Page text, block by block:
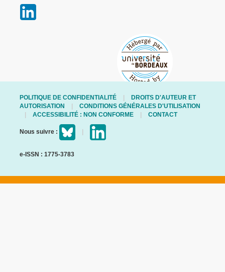
POLITIQUE DE CONFIDENTIALITÉ
DROITS D'AUTEUR ET
AUTORISATION
CONDITIONS GÉNÉRALES D'UTILISATION
ACCESSIBILITÉ : NON CONFORME
CONTACT
Nous suivre :
e-ISSN : 1775-3783